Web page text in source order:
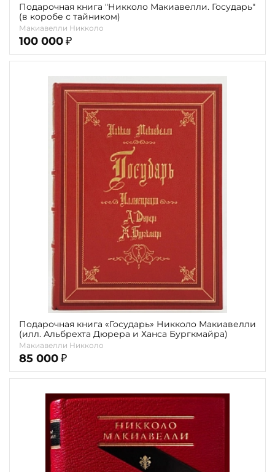
Подарочная книга "Никколо Макиавелли. Государь"
(в коробе с тайником)
Макиавелли Никколо
100 000 ₽
Подарочная книга «Государь» Никколо Макиавелли
(илл. Альбрехта Дюрера и Ханса Бургкмайра)
Макиавелли Никколо
85 000 ₽